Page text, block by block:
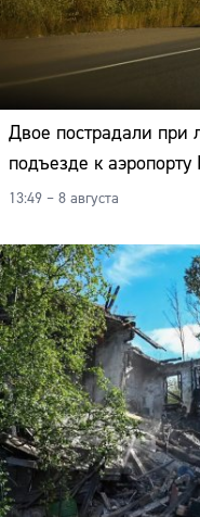
Двое пострадали при
подъезде к
13:49 – 8 августа